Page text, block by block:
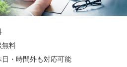
無料
・時間外も対応可能